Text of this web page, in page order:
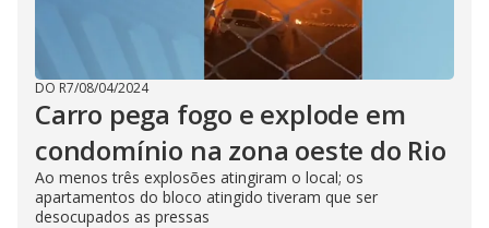
DO R7/08/04/2024
Carro pega fogo e explode em
condomínio na zona oeste do Rio
Ao menos três explosões atingiram o local; os
apartamentos do bloco atingido tiveram que ser
desocupados as pressas